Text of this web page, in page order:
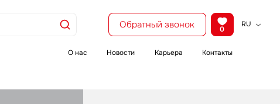
Обратный звонок 0
RU
О нас Новости Карьера Контакты